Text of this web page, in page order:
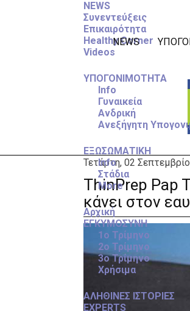
NEWS
NEWS
Συνεντεύξεις
Επικαιρότητα
Healthy Corner
Videos
ΥΠΟΓΟΝΙΜΟΤΗΤΑ
Info
Γυναικεία
Ανδρική
Ανεξήγητη
ΕΞΩΣΩΜΑΤΙΚΗ
Info
Στάδια
More
Αρχική
ΕΓΚΥΜΟΣΥΝΗ
1ο Τρίμηνο
2ο Τρίμηνο
3ο Τρίμηνο
Χρήσιμα
ΑΛΗΘΙΝΕΣ ΙΣΤΟΡΙΕΣ
EXPERTS
Τετάρτη, 02
ThinPrep Pap
κάνει στον